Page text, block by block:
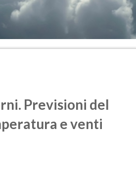
Previsioni del
e venti